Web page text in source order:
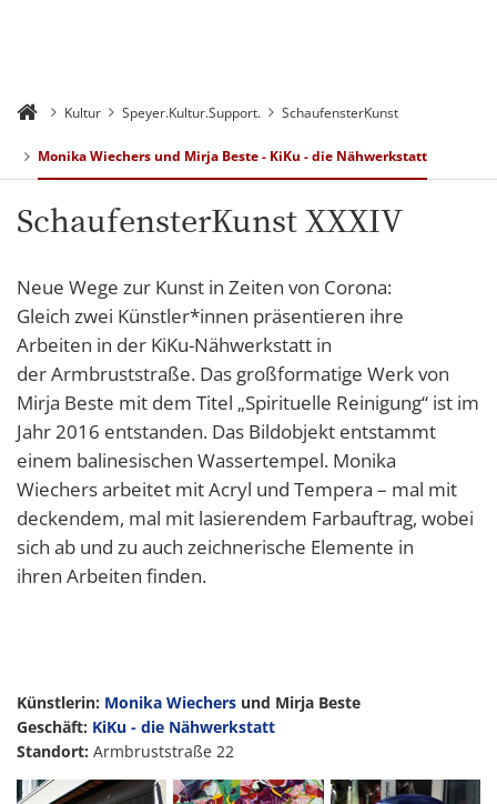
Kultur Speyer.Kultur.Support. SchaufensterKunst
Monika Wiechers und Mirja Beste - KiKu - die Nähwerkstatt
SchaufensterKunst XXXIV
Neue Wege zur Kunst in Zeiten von Corona:
Gleich zwei Künstler*innen präsentieren ihre
Arbeiten in der KiKu-Nähwerkstatt in
der Armbruststraße. Das großformatige Werk von
Mirja Beste mit dem Titel „Spirituelle Reinigung“ ist im
Jahr 2016 entstanden. Das Bildobjekt entstammt
einem balinesischen Wassertempel. Monika
Wiechers arbeitet mit Acryl und Tempera – mal mit
deckendem, mal mit lasierendem Farbauftrag, wobei
sich ab und zu auch zeichnerische Elemente in
ihren Arbeiten finden.
Künstlerin: Monika Wiechers und Mirja Beste
Geschäft: KiKu - die Nähwerkstatt
Standort: Armbruststraße 22